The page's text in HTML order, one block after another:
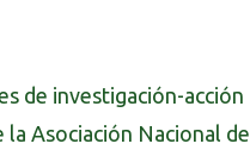
de investigación-acción
Asociación Nacional de